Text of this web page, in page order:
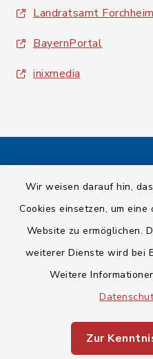
Wir weisen darauf hin,
Cookies einsetzen, um
Website zu ermöglichen.
weiterer Dienste wird bei
Weitere
Zur
Landratsamt Forchheim
BayernPortal
inixmedia
Cookie-